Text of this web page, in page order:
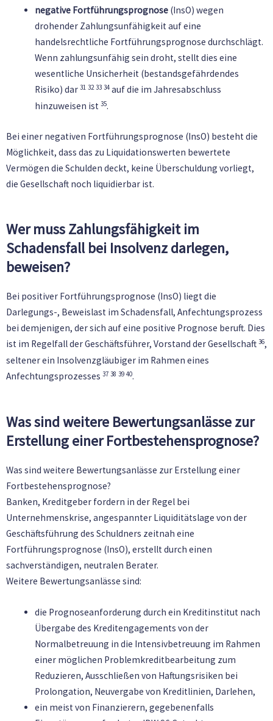
negative Fortführungsprognose(InsO) wegen
drohender Zahlungsunfähigkeit auf eine
handelsrechtliche Fortführungsprognose durchschlägt.
Wenn zahlungsunfähig sein droht, stellt dies eine
wesentliche Unsicherheit (bestandsgefährdendes
Risiko) dar 31 32 33 34auf die im Jahresabschluss
hinzuweisen ist 35.
Bei einer negativen Fortführungsprognose (InsO) besteht die
Möglichkeit, dass das zu Liquidationswerten bewertete
Vermögen die Schulden deckt, keine Überschuldung vorliegt,
die Gesellschaft noch liquidierbar ist.
Wer muss Zahlungsfähigkeit im
Schadensfall bei Insolvenz darlegen,
beweisen?
Bei positiver Fortführungsprognose (InsO) liegt die
Darlegungs-, Beweislast im Schadensfall, Anfechtungsprozess
bei demjenigen, der sich auf eine positive Prognose beruft. Dies
ist im Regelfall der Geschäftsführer, Vorstand der Gesellschaft 36,
seltener ein Insolvenzgläubiger im Rahmen eines
Anfechtungsprozesses 37 38 39 40.
Was sind weitere Bewertungsanlässe zur
Erstellung einer Fortbestehensprognose?
Was sind weitere Bewertungsanlässe zur Erstellung einer
Fortbestehensprognose?
Banken, Kreditgeber fordern in der Regel bei
Unternehmenskrise, angespannter Liquiditätslage von der
Geschäftsführung des Schuldners zeitnah eine
Fortführungsprognose (InsO), erstellt durch einen
sachverständigen, neutralen Berater.
Weitere Bewertungsanlässe sind:
die Prognoseanforderung durch ein Kreditinstitut nach
Übergabe des Kreditengagements von der
Normalbetreuung in die Intensivbetreuung im Rahmen
einer möglichen Problemkreditbearbeitung zum
Reduzieren, Ausschließen von Haftungsrisiken bei
Prolongation, Neuvergabe von Kreditlinien, Darlehen,
ein meist von Finanzierern, gegebenenfalls